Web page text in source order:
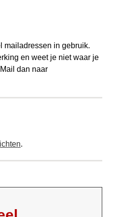
mail­adressen in gebruik.
en weet je niet waar je
dan naar
.